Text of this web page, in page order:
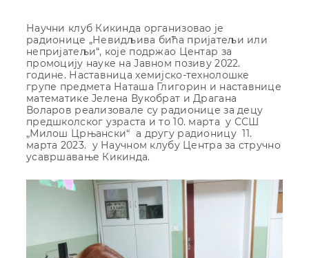
Научни клуб Кикинда организовао је
радионице „Невидљива бића пријатељи или
непријатељи“, које подржао Центар за
промоцију науке на Јавном позиву 2022.
године. Наставница хемијско-технолошке
групе предмета Наташа Глигорин и наставнице
математике Јелена Вукобрат и Драгана
Воларов реализовале су радионице за децу
предшколског узраста и то 10. марта у ССШ
„Милош Црњански“ а другу радионицу 11.
марта 2023. у Научном клубу Центра за стручно
усавршавање Кикинда.